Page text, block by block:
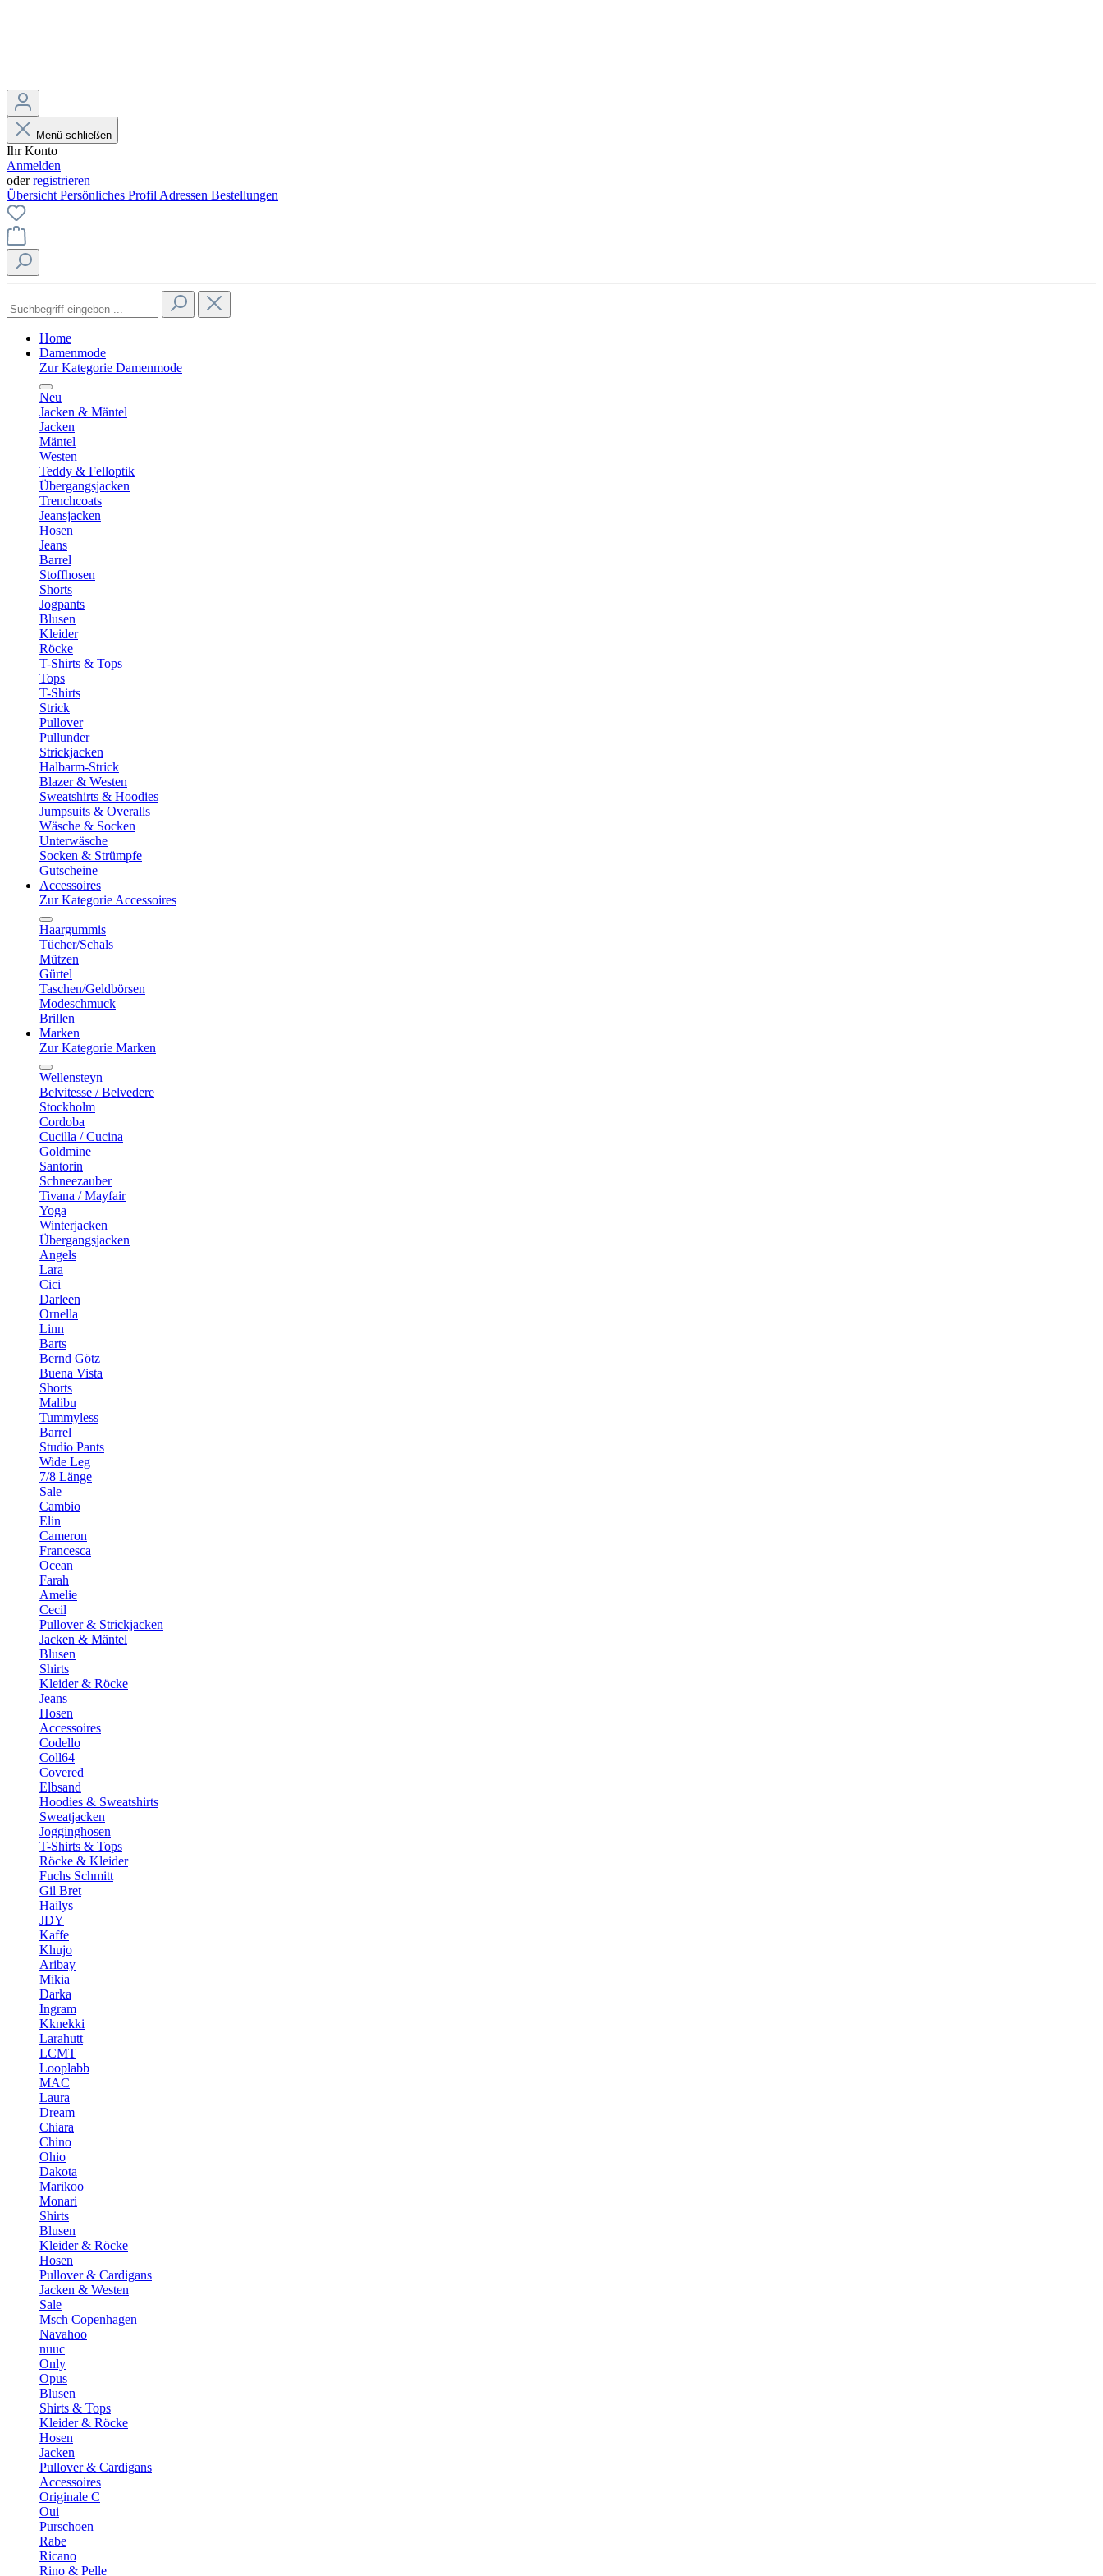
Menü schließen
Ihr Konto
Anmelden
oderregistrieren
Übersicht Persönliches Profil Adressen Bestellungen
Home
Damenmode
Zur Kategorie Damenmode
Neu
Jacken & Mäntel
Jacken
Mäntel
Westen
Teddy & Felloptik
Übergangsjacken
Trenchcoats
Jeansjacken
Hosen
Jeans
Barrel
Stoffhosen
Shorts
Jogpants
Blusen
Kleider
Röcke
T-Shirts & Tops
Tops
T-Shirts
Strick
Pullover
Pullunder
Strickjacken
Halbarm-Strick
Blazer & Westen
Sweatshirts & Hoodies
Jumpsuits & Overalls
Wäsche & Socken
Unterwäsche
Socken & Strümpfe
Gutscheine
Accessoires
Zur Kategorie Accessoires
Haargummis
Tücher/Schals
Mützen
Gürtel
Taschen/Geldbörsen
Modeschmuck
Brillen
Marken
Zur Kategorie Marken
Wellensteyn
Belvitesse / Belvedere
Stockholm
Cordoba
Cucilla / Cucina
Goldmine
Santorin
Schneezauber
Tivana / Mayfair
Yoga
Winterjacken
Übergangsjacken
Angels
Lara
Cici
Darleen
Ornella
Linn
Barts
Bernd Götz
Buena Vista
Shorts
Malibu
Tummyless
Barrel
Studio Pants
Wide Leg
7/8 Länge
Sale
Cambio
Elin
Cameron
Francesca
Ocean
Farah
Amelie
Cecil
Pullover & Strickjacken
Jacken & Mäntel
Blusen
Shirts
Kleider & Röcke
Jeans
Hosen
Accessoires
Codello
Coll64
Covered
Elbsand
Hoodies & Sweatshirts
Sweatjacken
Jogginghosen
T-Shirts & Tops
Röcke & Kleider
Fuchs Schmitt
Gil Bret
Hailys
JDY
Kaffe
Khujo
Aribay
Mikia
Darka
Ingram
Kknekki
Larahutt
LCMT
Looplabb
MAC
Laura
Dream
Chiara
Chino
Ohio
Dakota
Marikoo
Monari
Shirts
Blusen
Kleider & Röcke
Hosen
Pullover & Cardigans
Jacken & Westen
Sale
Msch Copenhagen
Navahoo
nuuc
Only
Opus
Blusen
Shirts & Tops
Kleider & Röcke
Hosen
Jacken
Pullover & Cardigans
Accessoires
Originale C
Oui
Purschoen
Rabe
Ricano
Rino & Pelle